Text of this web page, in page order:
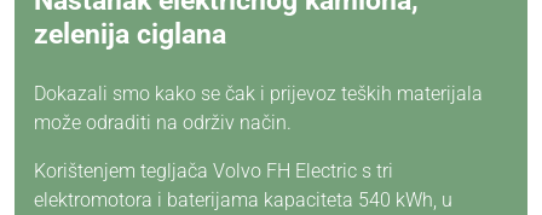
zelenija ciglana
Dokazali smo kako se čak i prijevoz teških materijala
može odraditi na održiv način.
Korištenjem tegljača Volvo FH Electric s tri
elektromotora i baterijama kapaciteta 540 kWh, u